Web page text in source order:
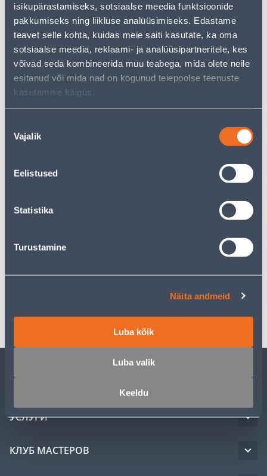
isikupärastamiseks, sotsiaalse meedia funktsioonide
pakkumiseks ning liikluse analüüsimiseks. Edastame
teavet selle kohta, kuidas meie saiti kasutate, ka oma
sotsiaalse meedia, reklaami- ja analüüsipartneritele, kes
võivad seda kombineerida muu teabega, mida olete neile
esitanud või mida nad on kogunud teiepoolse teenuste
kasutamise käigus.
valik
Vajalik
Eelistused
Statistika
Turustamine
Näita andmeid
Luba kõik
Luba valik
Keeldu
Посмотреть наличие
• Nahahooldusvahend kõikide sileda naha tüüpide
jaoks.
• Värvitu.
• Kogus on 250 ml.
• 14-päevane tagastusõigus.
Описание
Спецификация
УСЛУГИ
КЛУБ МАСТЕРОВ